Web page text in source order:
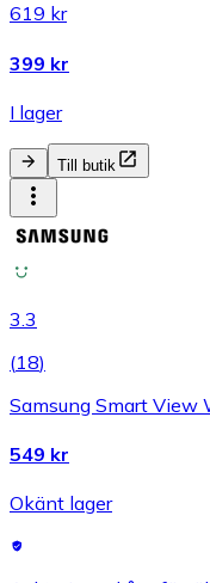
619 kr
399 kr
I lager
Till butik
3.3
(18)
Samsung Smart View
549 kr
Okänt lager